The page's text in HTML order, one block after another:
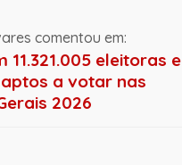
comentou em:
11.321.005 eleitoras e
a votar nas
2026